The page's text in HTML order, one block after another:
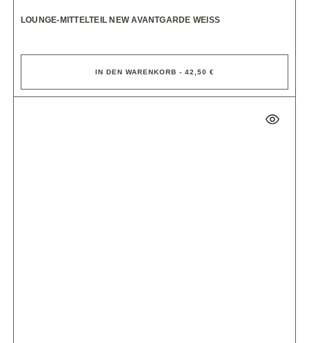
LOUNGE-MITTELTEIL NEW AVANTGARDE WEISS
IN DEN WARENKORB - 42,50 €